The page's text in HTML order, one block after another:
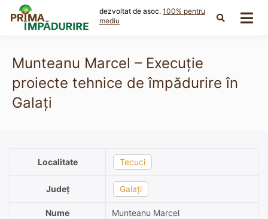
content
dezvoltat de asoc. 100% pentru
mediu
Munteanu Marcel – Execuție
proiecte tehnice de împădurire în
Galați
Localitate Tecuci
Județ Galați
Nume
Munteanu Marcel